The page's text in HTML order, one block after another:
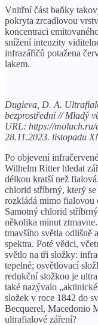
Vnitřní část baňky
pokryta zrcadlovou
koncentraci
snížení intenzity
infrazářičů potažena
lakem.
Dugieva, D. A.
bezprostřední // Mladý
URL: https://
28.11.2023. listopadu
Po objevení
Wilhelm Ritter hledat
délkou kratší než
chlorid stříbrný, který
rozkládá mimo fialovou
Samotný chlorid
několika minut
tmavšího světla odlišně
spektra. Poté vědci,
světlo na tři složky:
tepelné; osvětlovací
redukční složkou je
také nazývalo
složek v roce 1842 do
Becquerel, Macedonio
ultrafialové záření?